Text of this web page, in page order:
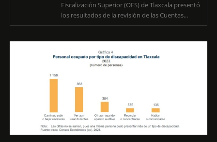
Fiscalización Superior (OFS) de Tlaxcala presentó
los resultados de la revisión de las Cuentas...